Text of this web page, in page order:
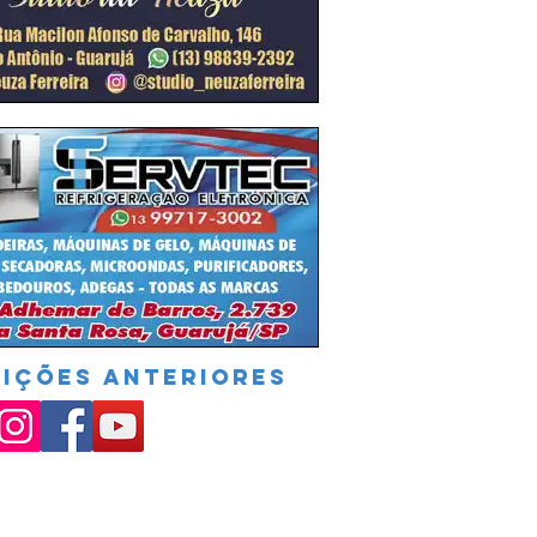
ANTERIORES